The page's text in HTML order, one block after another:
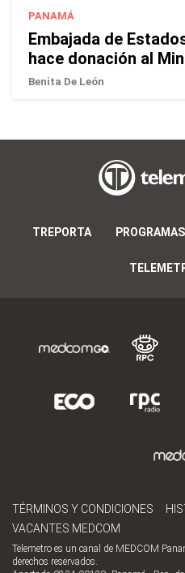
PANAMÁ
Embajada de
hace donación al
Benita De León
TREPORTA PROGRAMAS
TÉRMINOS Y CONDICIONES
VACANTES MEDCOM
Telemetro es un canal de MEDCOM
derechos reservados.